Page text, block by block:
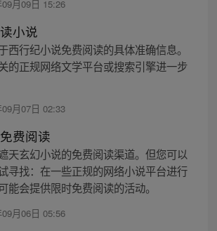
月09日 15:26
小说
西行纪小说免费阅读的具体准确信息。
的正规网络文学平台或搜索引擎进一步
月07日 02:33
费阅读
天玄幻小说的免费阅读渠道。但您可以
寻找：在一些正规的网络小说平台进行
能会提供限时免费阅读的活动。
月06日 05:56